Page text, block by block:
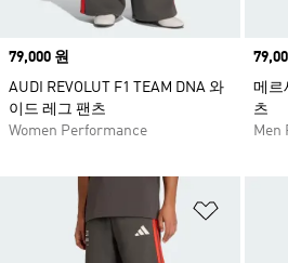
Price
79,000 원
AUDI REVOLUT F1 TEAM DNA 와
이드 레그 팬츠
Women Performance
메르
츠
Men